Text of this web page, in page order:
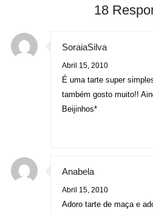
18
SoraiaSilva
Abril 15, 2010
É uma tarte super
também gosto muito!!
Beijinhos*
Anabela
Abril 15, 2010
Adoro tarte de maça e